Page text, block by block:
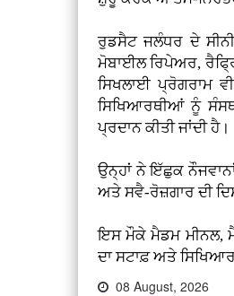
ਰੁਡਸੈਟ ਜਲੰਧਰ ਦੇ
ਮੋਬਾਈਲ ਰਿਪੇਅਰ,
ਸਿਖਲਾਈ ਪ੍ਰੋਗਰਾਮ
ਸਿਖਿਆਰਥੀਆਂ ਨੂੰ
ਪ੍ਰਦਾਨ ਕੀਤੀ ਜਾਂਦੀ ਹੈ।
ਉਨ੍ਹਾਂ ਨੇ ਇੱਛੁਕ
ਅਤੇ ਸਵੈ-ਰੋਜ਼ਗਾਰ ਦੀ
ਇਸ ਮੌਕੇ ਮੈਡਮ ਮੀਨਲ,
ਦਾ ਸਟਾਫ਼ ਅਤੇ
08 August, 2026